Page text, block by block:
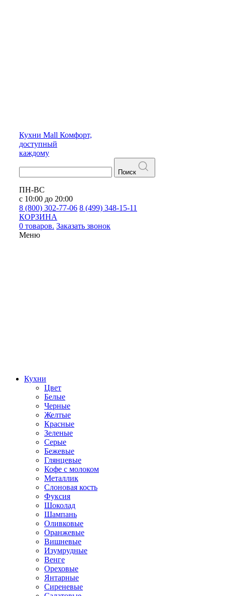
Кухни Mall Комфорт,
доступный
каждому
Поиск
ПН-ВС
с 10:00 до 20:00
8 (800) 302-77-06 8 (499) 348-15-11
КОРЗИНА
0 товаров. Заказать звонок
Меню
Кухни
Цвет
Белые
Черные
Желтые
Красные
Зеленые
Серые
Бежевые
Глянцевые
Кофе с молоком
Металлик
Слоновая кость
Фуксия
Шоколад
Шампань
Оливковые
Оранжевые
Вишневые
Изумрудные
Венге
Ореховые
Янтарные
Сиреневые